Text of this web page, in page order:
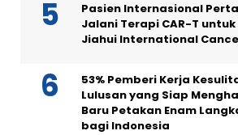
Pasien Internasional
Jalani Terapi CAR-T
Jiahui International
53% Pemberi Kerja
Lulusan yang Siap
Baru Petakan Enam
bagi Indonesia